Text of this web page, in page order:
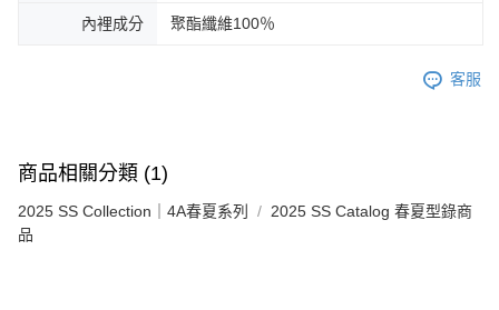
內裡成分 聚酯纖維100％
客服
商品相關分類 (1)
2025 SS Collection｜4A春夏系列
2025 SS Catalog 春夏型錄商
品